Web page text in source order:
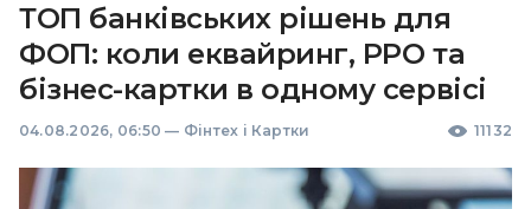
ТОП банківських рішень для
ФОП: коли еквайринг, РРО та
бізнес-картки в одному сервісі
04.08.2026, 06:50 — Фінтех і Картки 11132